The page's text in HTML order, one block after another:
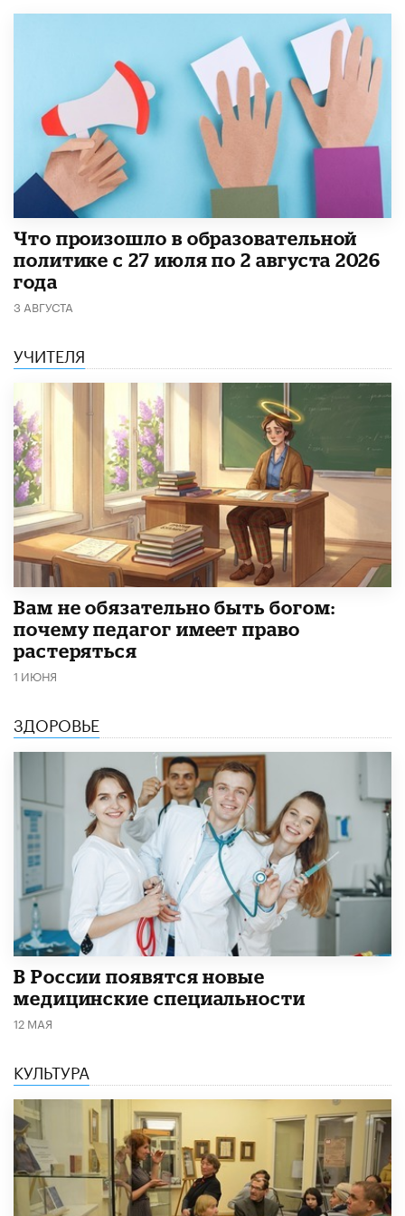
​Что произошло в образовательной
политике с 27 июля по 2 августа 2026
года
3 АВГУСТА
УЧИТЕЛЯ
​Вам не обязательно быть богом:
почему педагог имеет право
растеряться
1 ИЮНЯ
ЗДОРОВЬЕ
В России появятся новые
медицинские специальности
12 МАЯ
КУЛЬТУРА